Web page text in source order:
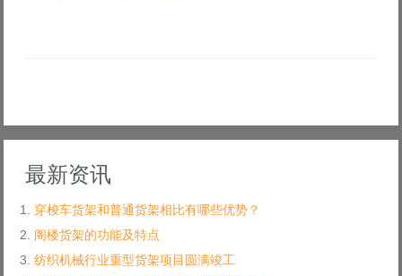
最新资讯
穿梭车货架和普通货架相比有哪些优势？
阁楼货架的功能及特点
纺织机械行业重型货架项目圆满竣工